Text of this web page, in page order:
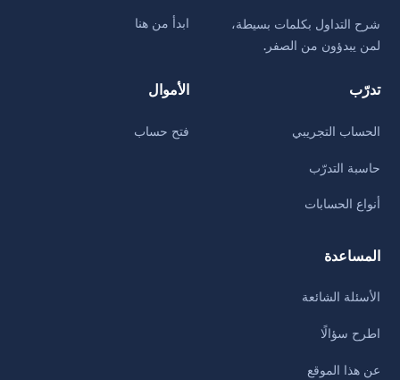
شرح التداول بكلمات بسيطة،
لمن يبدؤون من الصفر.
ابدأ من هنا
تدرّب
الحساب التجريبي
حاسبة التدرّب
أنواع الحسابات
الأموال
فتح حساب
المساعدة
الأسئلة الشائعة
اطرح سؤالًا
عن هذا الموقع